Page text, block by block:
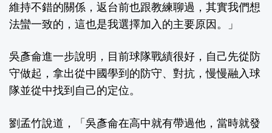
維持不錯的關係，返台前也跟教練聊過，其實我們想
法蠻一致的，這也是我選擇加入的主要原因。」
吳彥侖進一步說明，目前球隊戰績很好，自己先從防
守做起，拿出從中國學到的防守、對抗，慢慢融入球
隊並從中找到自己的定位。
劉孟竹說道，「吳彥侖在高中就有帶過他，當時就發